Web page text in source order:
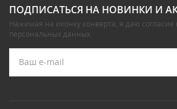
ПОДПИСАТЬСЯ НА НОВИНКИ И
Нажимая на иконку конверта, я даю согласие
персональных данных.